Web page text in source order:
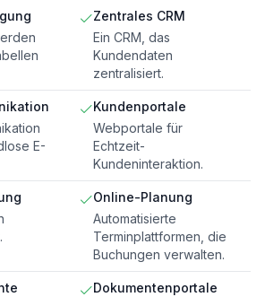
Zentrales CRM
Ein CRM, das
Kundendaten
zentralisiert.
E-
Kundenportale
Webportale für
Echtzeit-
Kundeninteraktion.
Online-Planung
Automatisierte
Terminplattformen, die
Buchungen verwalten.
Dokumentenportale